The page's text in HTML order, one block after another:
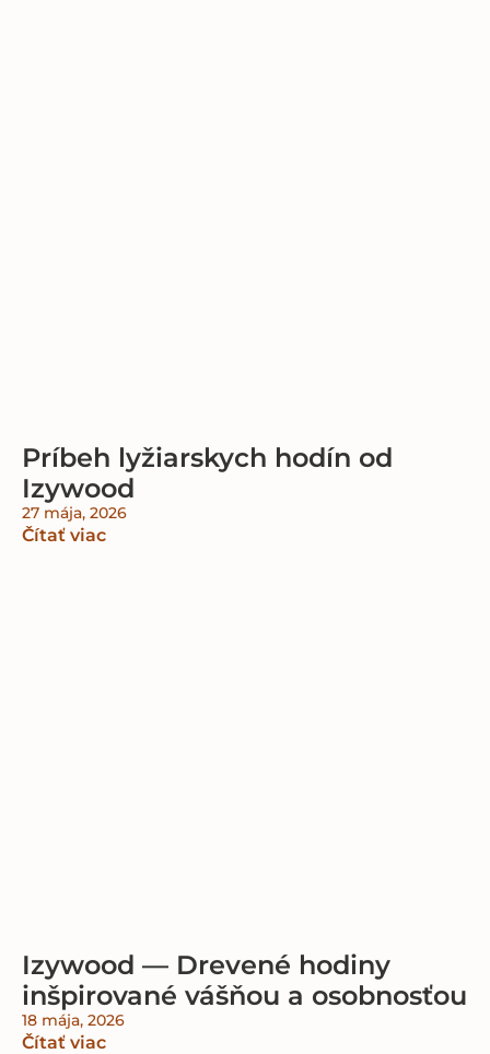
Príbeh lyžiarskych hodín od
Izywood
27 mája, 2026
Čítať viac
Izywood — Drevené hodiny
inšpirované vášňou a osobnosťou
18 mája, 2026
Čítať viac